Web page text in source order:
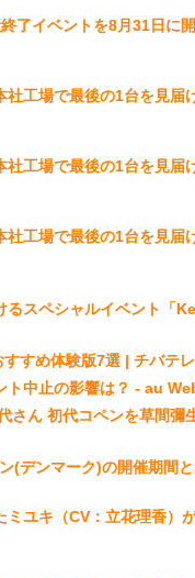
了イベントを8月31日に
社工場で最後の1台を見
社工場で最後の1台を見
社工場で最後の1台を見
スペシャルイベント「
すめ体験版7選 | チバテ
中止の影響は？ - au
さん 初代コペンを草間彌
(デンマーク)の開催期間
ミユキ（CV：立花理香）